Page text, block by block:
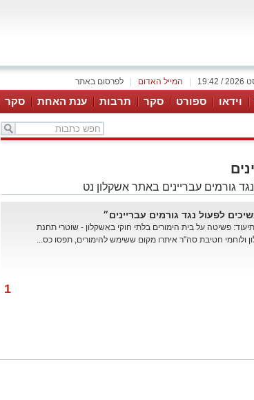
לפרסום באתר המייל האדום
וידאו ספורט סקר תרבות ענת האחת סקר
גורמים עבריינים באתר אשקלון נט
לפעול נגד גורמים עבריינים״
פשיטה על בית הימורים בלתי חוקי באשקלון - שוטרי תחנת
ולוחמי חטיבת סה"ר איתרו מקום ששימש להימורים, תפסו כס...
1